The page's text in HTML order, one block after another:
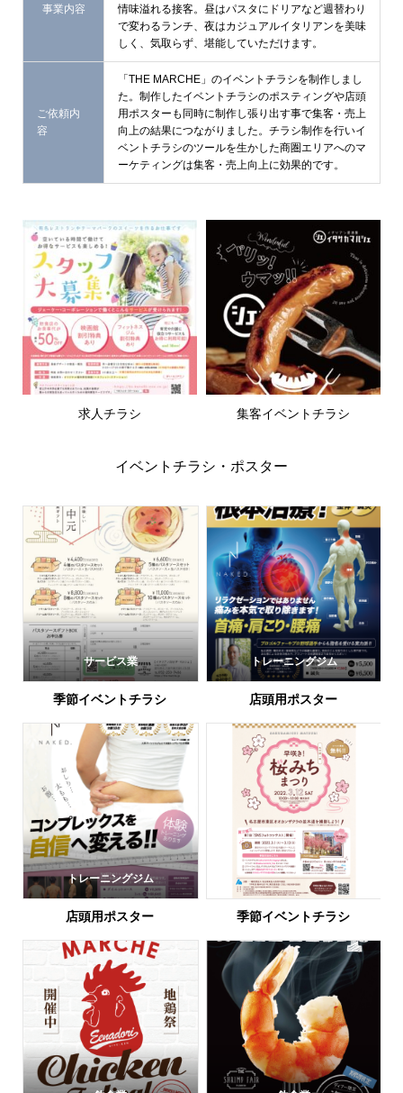
事業内容
情味溢れる接客。昼はパスタにドリアなど週替わり
で変わるランチ、夜はカジュアルイタリアンを美味
しく、気取らず、堪能していただけます。
ご依頼内
容
「THE MARCHE」のイベントチラシを制作しまし
た。制作したイベントチラシのポスティングや店頭
用ポスターも同時に制作し張り出す事で集客・売上
向上の結果につながりました。チラシ制作を行いイ
ベントチラシのツールを生かした商圏エリアへのマ
ーケティングは集客・売上向上に効果的です。
求人チラシ 集客イベントチラシ
イベントチラシ・ポスター
サービス業
季節イベントチラシ
トレーニングジム
店頭用ポスター
トレーニングジム
店頭用ポスター 季節イベントチラシ